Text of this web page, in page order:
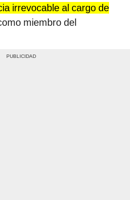
irrevocable al cargo de
miembro del